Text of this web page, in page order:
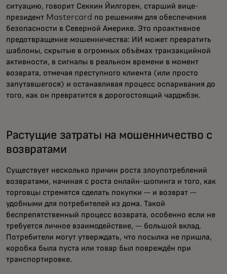
ситуацию, говорит Секкин Йилгорен, старший вице-
президент Mastercard по решениям для обеспечения
безопасности в Северной Америке. Это проактивное
предотвращение мошенничества: ИИ может превратить
шаблоны, скрытые в огромных объёмах транзакцийной
активности, в сигналы в реальном времени в момент
возврата, отмечая преступного клиента (или просто
запутавшегося) и останавливая процесс оспаривания до
того, как он превратится в дорогостоящий чарджбэк.
Растущие затраты на мошенничество с
возвратами
Существует несколько причин роста злоупотреблений
возвратами, начиная с роста онлайн-шопинга и того, как
торговцы стремятся сделать покупки — и возврат —
удобными для потребителей из дома. Такой
беспрепятственный процесс возврата, особенно если не
требуется личное взаимодействие, — большой вклад.
Потребители могут утверждать, что посылка не пришла,
коробка была пуста или товар был повреждён при
транспортировке.